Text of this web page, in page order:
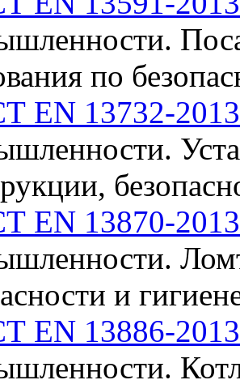
по
EN 13732-2013
EN 13870-2013
и
EN 13886-2013